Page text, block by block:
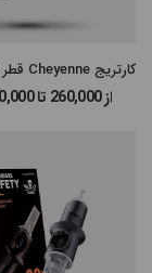
از 260,000 تا 370,000